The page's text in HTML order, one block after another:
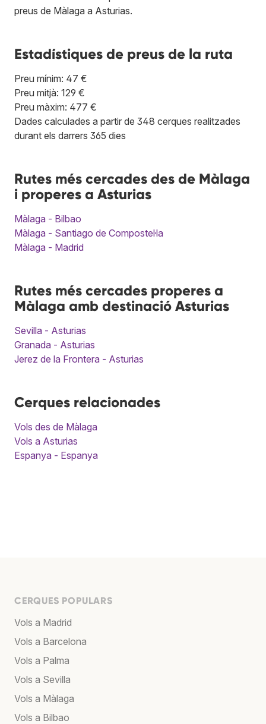
preus de Màlaga a Asturias.
Estadístiques de preus de la ruta
Preu mínim: 47 €
Preu mitjà: 129 €
Preu màxim: 477 €
Dades calculades a partir de 348 cerques realitzades
durant els darrers 365 dies
Rutes més cercades des de Màlaga
i properes a Asturias
Màlaga - Bilbao
Màlaga - Santiago de Compostel·la
Màlaga - Madrid
Rutes més cercades properes a
Màlaga amb destinació Asturias
Sevilla - Asturias
Granada - Asturias
Jerez de la Frontera - Asturias
Cerques relacionades
Vols des de Màlaga
Vols a Asturias
Espanya - Espanya
CERQUES POPULARS
Vols a Madrid
Vols a Barcelona
Vols a Palma
Vols a Sevilla
Vols a Màlaga
Vols a Bilbao